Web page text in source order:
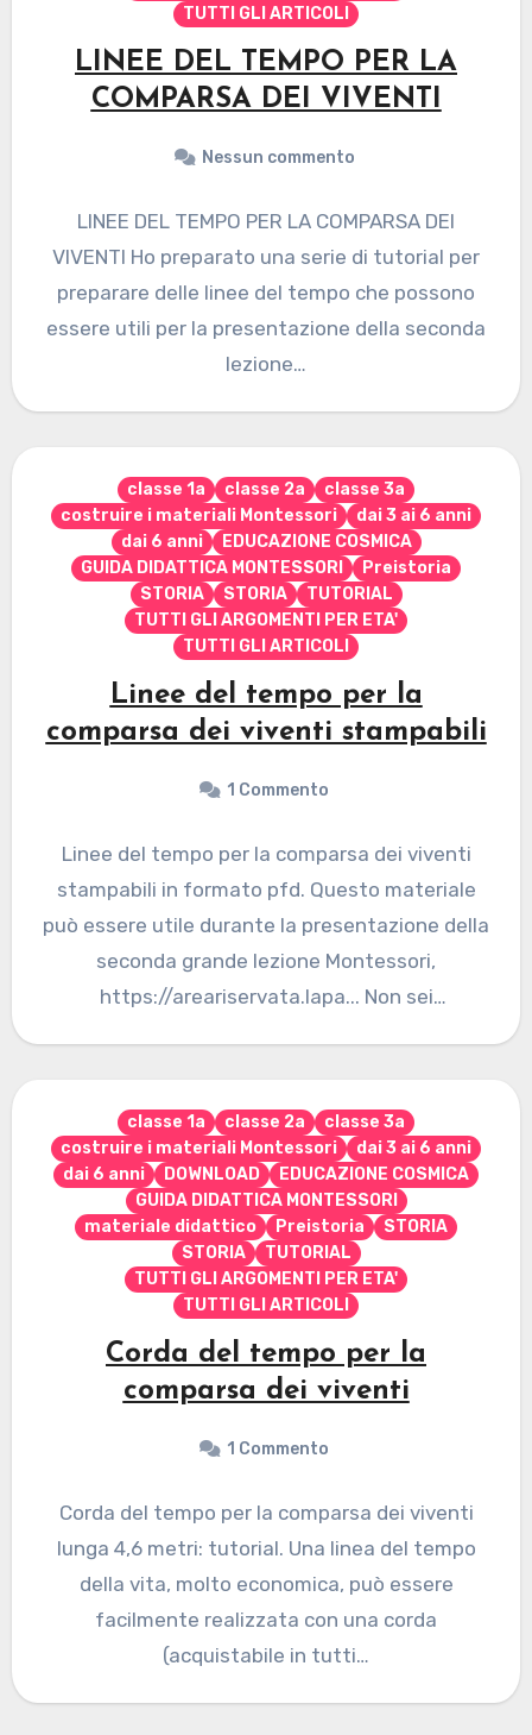
TUTTI GLI ARTICOLI
LINEE DEL TEMPO PER LA
COMPARSA DEI VIVENTI
Nessun commento
LINEE DEL TEMPO PER LA COMPARSA DEI
VIVENTI Ho preparato una serie di tutorial per
preparare delle linee del tempo che possono
essere utili per la presentazione della seconda
lezione…
classe 1a classe 2a
classe 3a
costruire i materiali Montessori
dai 3 ai 6 anni
dai 6 anni
EDUCAZIONE COSMICA
GUIDA DIDATTICA MONTESSORI
Preistoria
STORIA
STORIA
TUTORIAL
TUTTI GLI ARGOMENTI PER ETA'
TUTTI GLI ARTICOLI
Linee del tempo per la
comparsa dei viventi stampabili
1 Commento
Linee del tempo per la comparsa dei viventi
stampabili in formato pfd. Questo materiale
può essere utile durante la presentazione della
seconda grande lezione Montessori,
https://areariservata.lapa... Non sei
classe 1a classe 2a
classe 3a
costruire i materiali Montessori
dai 3 ai 6 anni
dai 6 anni
DOWNLOAD
EDUCAZIONE COSMICA
GUIDA DIDATTICA MONTESSORI
materiale didattico
Preistoria
STORIA
STORIA
TUTORIAL
TUTTI GLI ARGOMENTI PER ETA'
TUTTI GLI ARTICOLI
Corda del tempo per la
comparsa dei viventi
1 Commento
Corda del tempo per la comparsa dei viventi
lunga 4,6 metri: tutorial. Una linea del tempo
della vita, molto economica, può essere
facilmente realizzata con una corda
(acquistabile in tutti…